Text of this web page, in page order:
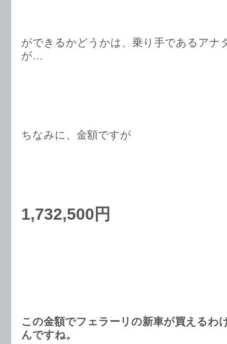
ができるかどうかは、乗り手であるアナ
が…
ちなみに、金額ですが
1,732,500円
この金額でフェラーリの新車が買えるわ
んですね。